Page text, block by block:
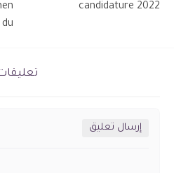
candidature 2022
إرسال تعليق